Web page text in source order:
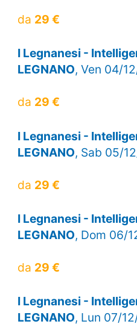
da 29 €
I Legnanesi -
LEGNANO, Ven 04/
da 29 €
I Legnanesi -
LEGNANO, Sab 05/
da 29 €
I Legnanesi -
LEGNANO, Dom 06/
da 29 €
I Legnanesi -
LEGNANO, Lun 07/